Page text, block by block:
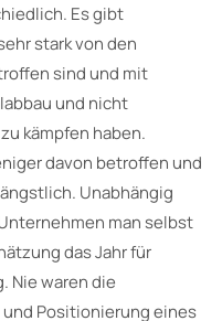
Es gibt
stark von den
sind und mit
und nicht
kämpfen haben.
davon betroffen und
Unabhängig
man selbst
das Jahr für
Nie waren die
Positionierung eines